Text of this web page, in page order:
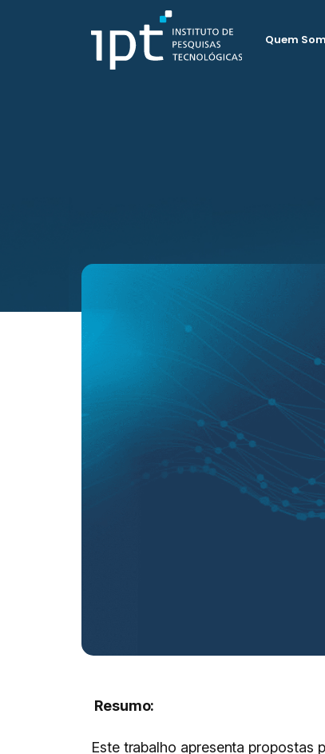
Quem
Resumo:
Este trabalho apresenta propostas